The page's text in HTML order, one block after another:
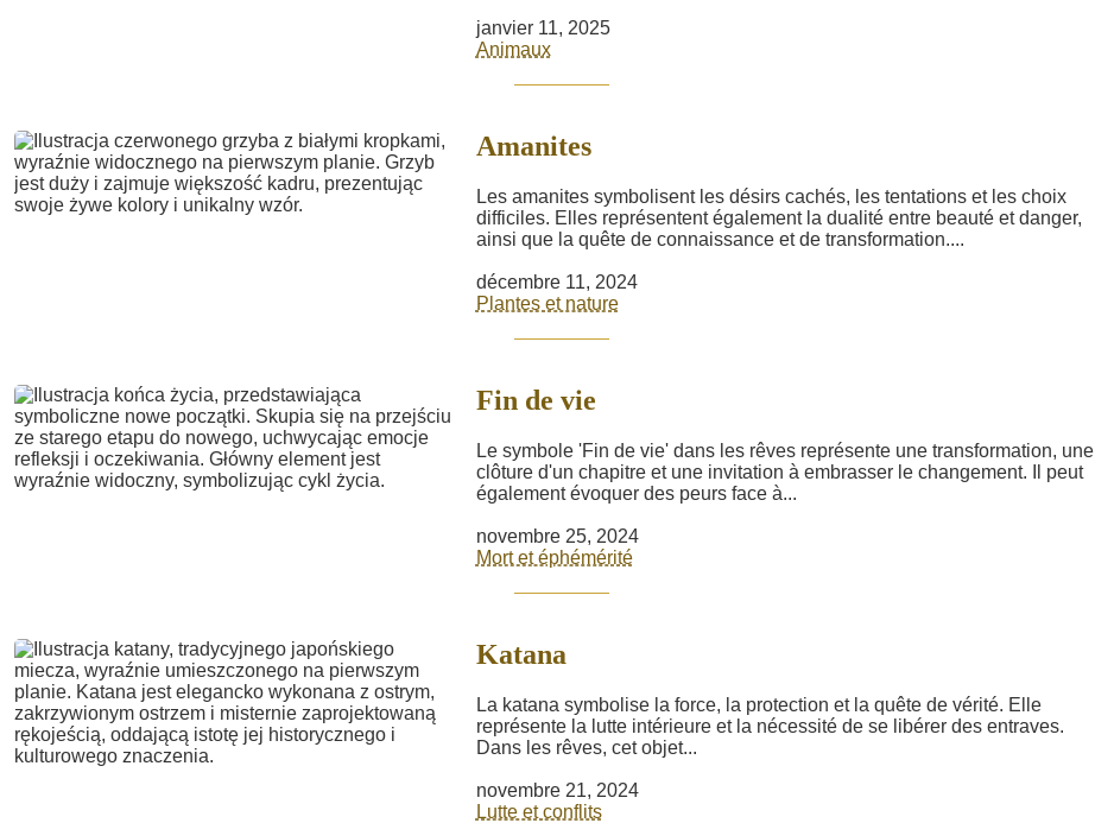
janvier 11, 2025
Animaux
Amanites
Les amanites symbolisent les désirs cachés, les tentations et les choix
difficiles. Elles représentent également la dualité entre beauté et danger,
ainsi que la quête de connaissance et de transformation....
décembre 11, 2024
Plantes et nature
Fin de vie
Le symbole 'Fin de vie' dans les rêves représente une transformation, une
clôture d'un chapitre et une invitation à embrasser le changement. Il peut
également évoquer des peurs face à...
novembre 25, 2024
Mort et éphémérité
Katana
La katana symbolise la force, la protection et la quête de vérité. Elle
représente la lutte intérieure et la nécessité de se libérer des entraves.
Dans les rêves, cet objet...
novembre 21, 2024
Lutte et conflits